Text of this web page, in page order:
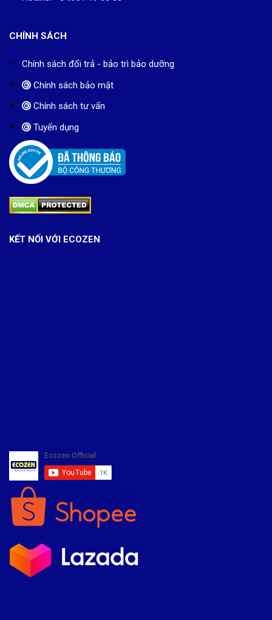
CHÍNH SÁCH
Chính sách đổi trả - bảo trì bảo dưỡng
Chính sách bảo mật
Chính sách tư vấn
Tuyển dụng
KẾT NỐI VỚI ECOZEN